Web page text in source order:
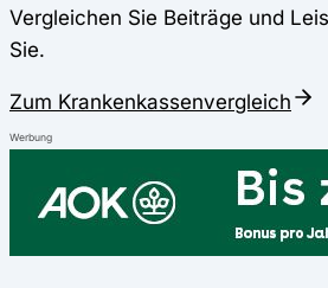
Vergleichen Sie Beiträge und
Sie.
Zum Krankenkassenvergleich
Werbung